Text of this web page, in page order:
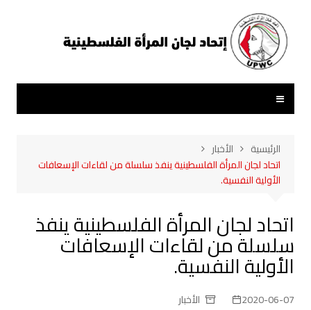
المحتوى
الرئيسية
الأخبار
اتحاد لجان المرأة الفلسطينية ينفذ سلسلة من لقاءات الإسعافات
الأولية النفسية.
اتحاد لجان المرأة الفلسطينية ينفذ
سلسلة من لقاءات الإسعافات
الأولية النفسية.
2020-06-07 الأخبار